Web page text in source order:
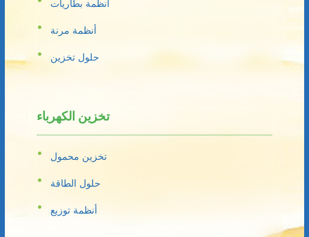
أنظمة بطاريات
أنظمة مرنة
حلول تخزين
تخزين الكهرباء
تخزين محمول
حلول الطاقة
أنظمة توزيع